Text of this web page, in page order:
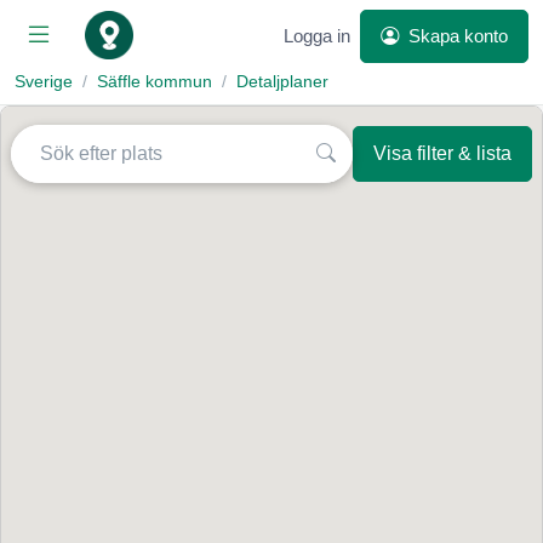
Logga in Skapa konto
Sverige Säffle kommun Detaljplaner
Visa filter & lista